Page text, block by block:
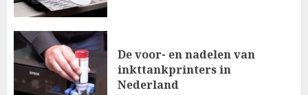
De voor- en nadelen van
inkttankprinters in
Nederland